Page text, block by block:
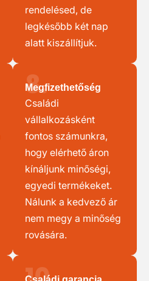
rendelésed, de
legkésőbb két nap
alatt kiszállítjuk.
8.
Megfizethetőség
Családi
vállalkozásként
fontos számunkra,
hogy elérhető áron
kínáljunk minőségi,
egyedi termékeket.
Nálunk a kedvező ár
nem megy a minőség
rovására.